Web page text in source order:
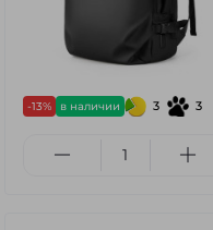
-13% в наличии 3 3